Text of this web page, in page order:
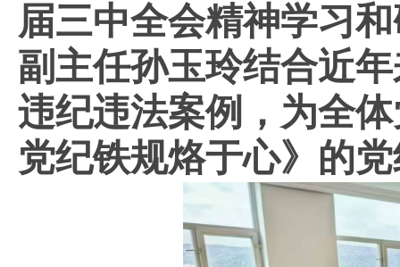
届三中全会精神学习
副主任孙玉玲结合近
违纪违法案例， 为全
党纪铁规烙于心》的